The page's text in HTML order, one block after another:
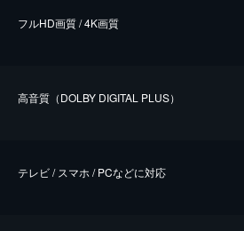
フルHD画質 / 4K画質
⾼⾳質（DOLBY DIGITAL PLUS）
テレビ / スマホ / PCなどに対応